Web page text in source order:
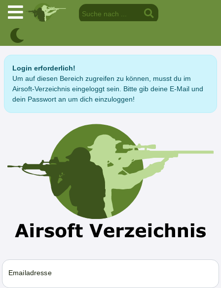
Login erforderlich!
Um auf diesen Bereich zugreifen zu können, musst du im
Airsoft-Verzeichnis eingeloggt sein. Bitte gib deine E-Mail und
dein Passwort an um dich einzuloggen!
Emailadresse